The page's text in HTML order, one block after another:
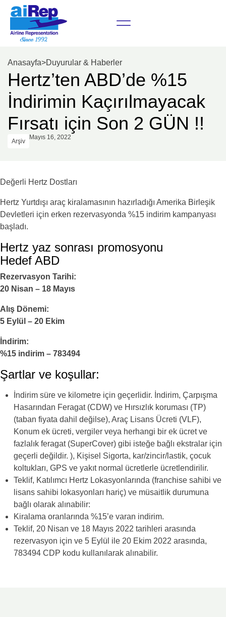
Anasayfa>Duyurular & Haberler
Hertz’ten ABD’de %15
İndirimin Kaçırılmayacak
Fırsatı için Son 2 GÜN !!
Arşiv
Mayıs 16, 2022
Değerli Hertz Dostları
Hertz Yurtdışı araç kiralamasının hazırladığı Amerika Birleşik
Devletleri için erken rezervasyonda %15 indirim kampanyası
başladı.
Hertz yaz sonrası promosyonu
Hedef ABD
Rezervasyon Tarihi:
20 Nisan – 18 Mayıs
Alış Dönemi:
5 Eylül – 20 Ekim
İndirim:
%15 indirim – 783494
Şartlar ve koşullar:
İndirim süre ve kilometre için geçerlidir. İndirim, Çarpışma
Hasarından Feragat (CDW) ve Hırsızlık koruması (TP)
(taban fiyata dahil değilse), Araç Lisans Ücreti (VLF),
Konum ek ücreti, vergiler veya herhangi bir ek ücret ve
fazlalık feragat (SuperCover) gibi isteğe bağlı ekstralar için
geçerli değildir. ), Kişisel Sigorta, kar/zincir/lastik, çocuk
koltukları, GPS ve yakıt normal ücretlerle ücretlendirilir.
Teklif, Katılımcı Hertz Lokasyonlarında (franchise sahibi ve
lisans sahibi lokasyonları hariç) ve müsaitlik durumuna
bağlı olarak alınabilir:
Kiralama oranlarında %15’e varan indirim.
Teklif, 20 Nisan ve 18 Mayıs 2022 tarihleri arasında
rezervasyon için ve 5 Eylül ile 20 Ekim 2022 arasında,
783494 CDP kodu kullanılarak alınabilir.